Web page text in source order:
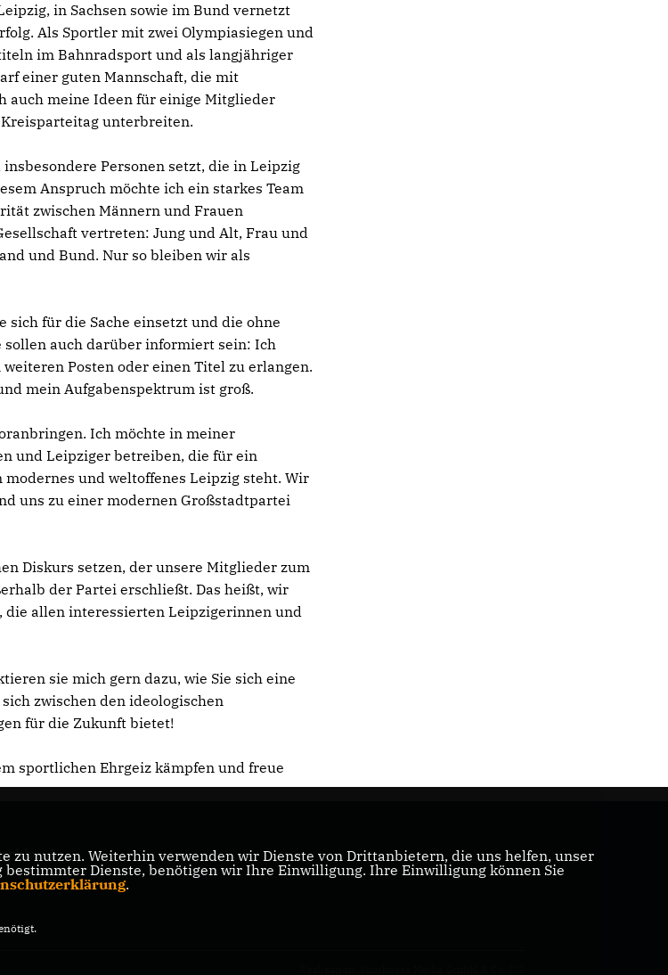
in Sachsen sowie im Bund vernetzt
Als Sportler mit zwei Olympiasiegen und
im Bahnradsport und als langjähriger
einer guten Mannschaft, die mit
auch meine Ideen für einige Mitglieder
unterbreiten.
Personen setzt, die in Leipzig
Anspruch möchte ich ein starkes Team
zwischen Männern und Frauen
vertreten: Jung und Alt, Frau und
und Bund. Nur so bleiben wir als
sollen auch darüber informiert sein: Ich
Posten oder einen Titel zu erlangen.
mein Aufgabenspektrum ist groß.
Ich möchte in meiner
und Leipziger betreiben, die für ein
und weltoffenes Leipzig steht. Wir
uns zu einer modernen Großstadtpartei
Diskurs setzen, der unsere Mitglieder zum
der Partei erschließt. Das heißt, wir
die allen interessierten Leipzigerinnen und
sie mich gern dazu, wie Sie sich eine
zwischen den ideologischen
für die Zukunft bietet!
sportlichen Ehrgeiz kämpfen und freue
zu nutzen. Weiterhin verwenden wir Dienste von Drittanbietern, die uns helfen, unser
Dienste, benötigen wir Ihre Einwilligung. Ihre Einwilligung können Sie
.